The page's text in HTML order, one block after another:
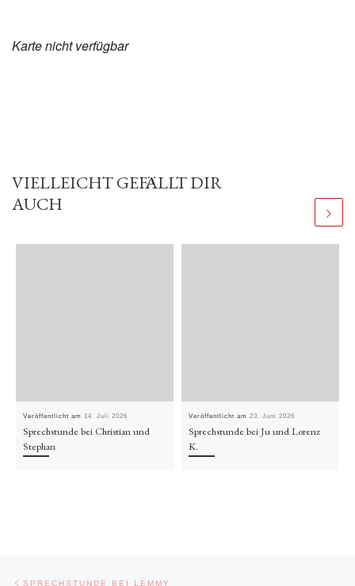
Karte nicht verfügbar
VIELLEICHT GEFÄLLT DIR
AUCH
Veröffentlicht am 14. Juli 2026
Sprechstunde bei Christian und
Stephan
Veröffentlicht am23. Juni 2026
Sprechstunde bei Ju und Lorenz
K.
Beitragsnavigation
SPRECHSTUNDE BEI LEMMY